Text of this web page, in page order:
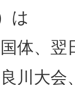
は
体、
川大会